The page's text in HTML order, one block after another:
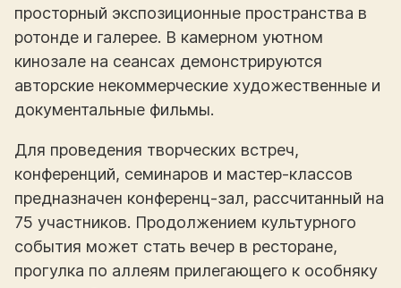
просторный экспозиционные пространства в
ротонде и галерее. В камерном уютном
кинозале на сеансах демонстрируются
авторские некоммерческие художественные и
документальные фильмы.
Для проведения творческих встреч,
конференций, семинаров и мастер-классов
предназначен конференц-зал, рассчитанный на
75 участников. Продолжением культурного
события может стать вечер в ресторане,
прогулка по аллеям прилегающего к особняку